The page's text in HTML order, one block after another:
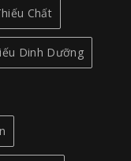
Chất
Dinh Dưỡng